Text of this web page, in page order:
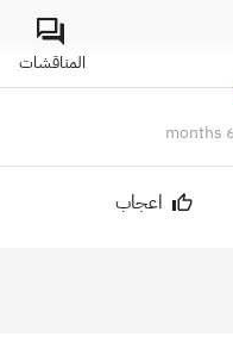
المناقشات
اعجاب